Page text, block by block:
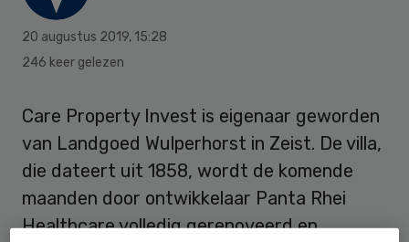
20 augustus 2019, 15:28
246 keer gelezen
Care Property Invest is eigenaar geworden
van Landgoed Wulperhorst in Zeist. De villa,
die dateert uit 1858, wordt de komende
maanden door ontwikkelaar Panta Rhei
Healthcare volledig gerenoveerd en